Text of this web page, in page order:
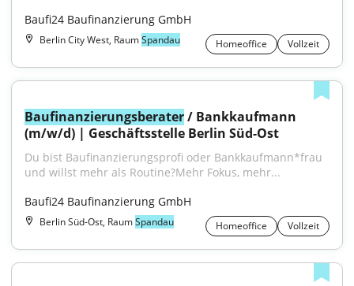
Baufi24 Baufinanzierung GmbH
Berlin City West, RaumSpandau Homeoffice Vollzeit
Baufinanzierungsberater / Bankkaufmann
(m/w/d) | Geschäftsstelle Berlin Süd-Ost
Du bist Baufinanzierungsprofi oder Bankkaufmann*frau
und willst mehr als Routine?Mehr Fokus, mehr...
Baufi24 Baufinanzierung GmbH
Berlin Süd-Ost, RaumSpandau Homeoffice Vollzeit